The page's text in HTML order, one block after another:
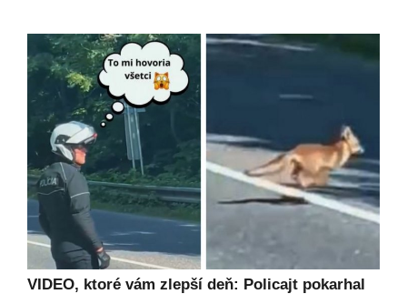
VIDEO, ktoré vám zlepší deň: Policajt pokarhal